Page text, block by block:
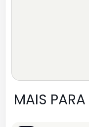
MAIS